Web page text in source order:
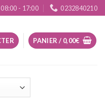
08:00 - 17:00 0232840210
PANIER / 0,00€